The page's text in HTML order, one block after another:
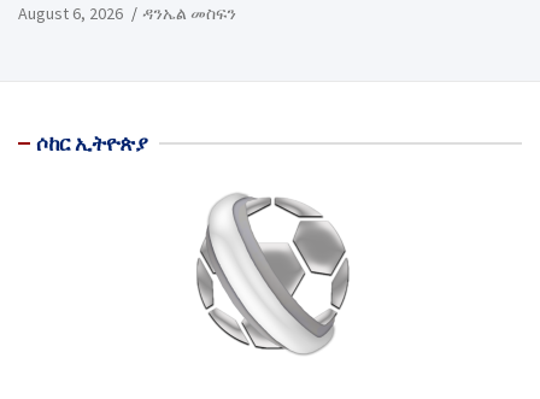
August 6, 2026 ዳንኤል መስፍን
ሶከር ኢትዮጵያ